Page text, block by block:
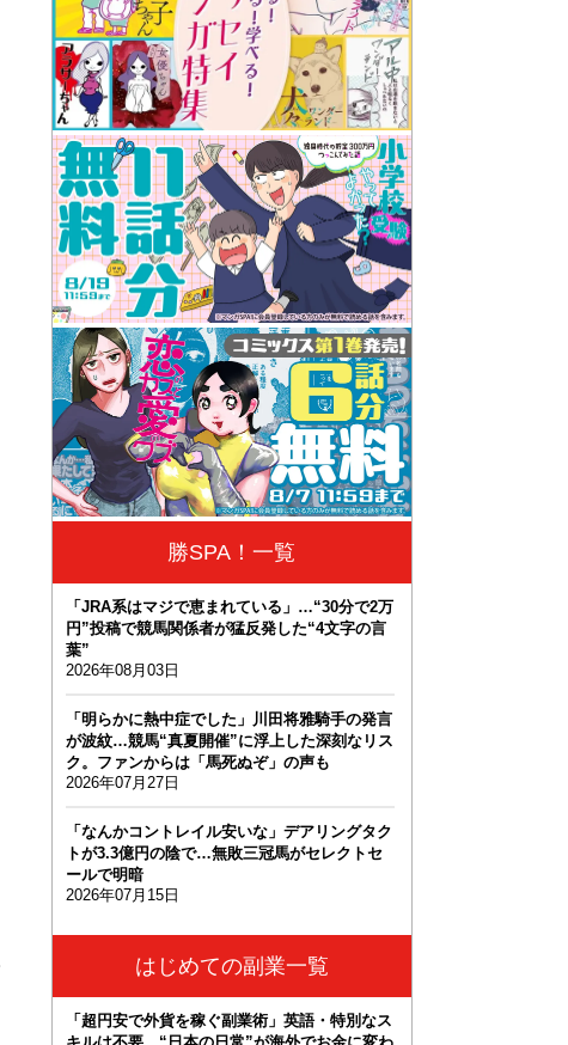
勝SPA！一覧
「JRA系はマジで恵まれている」…“30分で2万
円”投稿で競馬関係者が猛反発した“4文字の言
葉”
2026年08月03日
「明らかに熱中症でした」川田将雅騎手の発言
が波紋…競馬“真夏開催”に浮上した深刻なリス
ク。ファンからは「馬死ぬぞ」の声も
2026年07月27日
「なんかコントレイル安いな」デアリングタク
トが3.3億円の陰で…無敗三冠馬がセレクトセ
ールで明暗
2026年07月15日
はじめての副業一覧
「超円安で外貨を稼ぐ副業術」英語・特別なス